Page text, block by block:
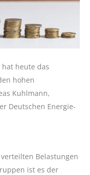
hat heute das
hohen
Kuhlmann,
Deutschen Energie-
Belastungen
ist es der